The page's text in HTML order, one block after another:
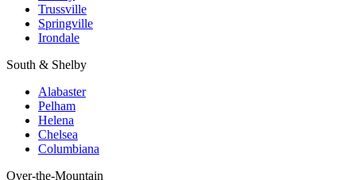
Trussville
Springville
Irondale
South & Shelby
Alabaster
Pelham
Helena
Chelsea
Columbiana
Over-the-Mountain